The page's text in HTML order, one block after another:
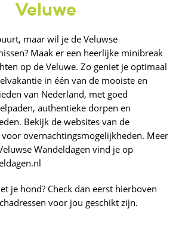
Veluwe
maar wil je de Veluwse
Maak er een heerlijke minibreak
op de Veluwe. Zo geniet je optimaal
in één van de mooiste en
van Nederland, met goed
authentieke dorpen en
Bekijk de websites van de
voor overnachtingsmogelijkheden. Meer
Wandeldagen vind je op
je hond? Check dan eerst hierboven
voor jou geschikt zijn.